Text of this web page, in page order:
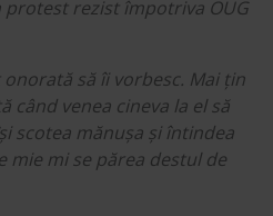
protest rezist împotriva OUG
să îi vorbesc. Mai țin
când venea cineva la el să
scotea mănușa și întindea
mie mi se părea destul de